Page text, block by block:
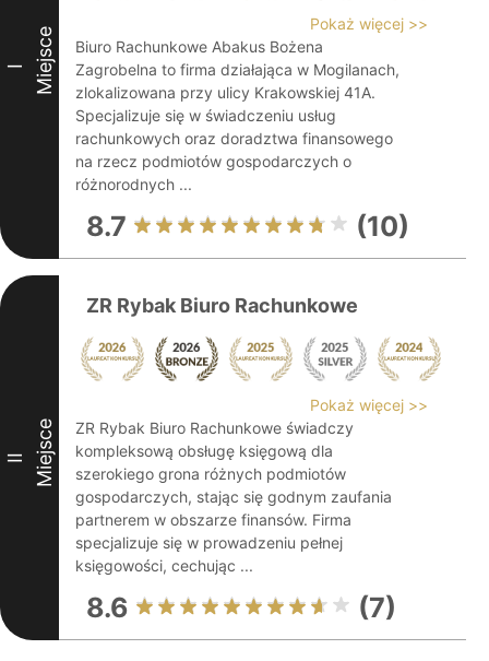
I Miejsce
Pokaż więcej >>
Biuro Rachunkowe Abakus Bożena
Zagrobelna to firma działająca w Mogilanach,
zlokalizowana przy ulicy Krakowskiej 41A.
Specjalizuje się w świadczeniu usług
rachunkowych oraz doradztwa finansowego
na rzecz podmiotów gospodarczych o
różnorodnych ...
8.7 (10)
II Miejsce
ZR Rybak Biuro Rachunkowe
Pokaż więcej >>
ZR Rybak Biuro Rachunkowe świadczy
kompleksową obsługę księgową dla
szerokiego grona różnych podmiotów
gospodarczych, stając się godnym zaufania
partnerem w obszarze finansów. Firma
specjalizuje się w prowadzeniu pełnej
księgowości, cechując ...
8.6 (7)